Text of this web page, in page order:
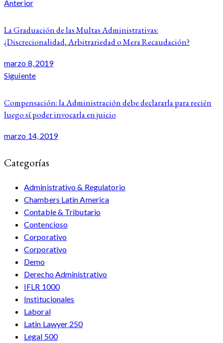
Navegación
de
entradas
Anterior
La Graduación de las Multas Administrativas:
¿Discrecionalidad, Arbitrariedad o Mera Recaudación?
marzo 8, 2019
Siguiente
Compensación: la Administración debe declararla para recién
luego sí poder invocarla en juicio
marzo 14, 2019
Categorías
Administrativo & Regulatorio
Chambers Latin America
Contable & Tributario
Contencioso
Corporativo
Corporativo
Demo
Derecho Administrativo
IFLR 1000
Institucionales
Laboral
Latin Lawyer 250
Legal 500